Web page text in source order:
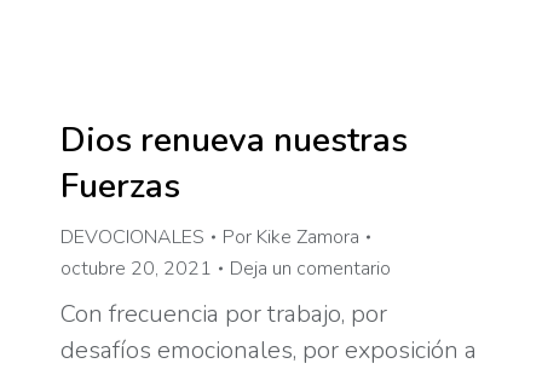
Dios renueva nuestras
Fuerzas
DEVOCIONALES Por Kike Zamora
octubre 20, 2021
Deja un comentario
Con frecuencia por trabajo, por
desafíos emocionales, por exposición a